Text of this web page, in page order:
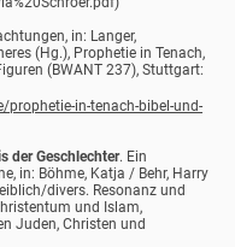
in: Langer,
(Hg.), Prophetie in Tenach,
(BWANT 237), Stuttgart:
in-tenach-bibel-und-
der Geschlechter. Ein
in: Böhme, Katja / Behr, Harry
divers. Resonanz und
und Islam,
Juden, Christen und